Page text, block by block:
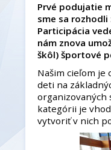
Prvé podujatie
sme sa
Participácia
nám znova
škôl) športové
Našim cieľom
deti na
organizovaných
kategórii je
vytvoriť v nich